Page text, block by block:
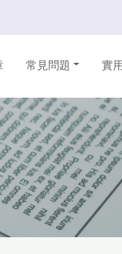
常見問題 實